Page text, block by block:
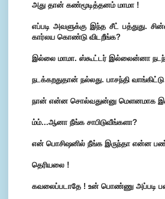
அது தான் கண்மூடித்தனம் மாமா !
எப்படி அவளுக்கு இந்த சீட் பத்துது.
கார்லய கொண்டு விடறீங்க?
இல்லை மாமா. ஸ்கூட்டர் இல்லைன்னா
நடக்கறதுதான் நல்லது. பாசந்தி
நான் என்ன சொல்வதுன்னு மெளனமாக
ம்ம்...ஆனா நீங்க சாபிடுவீங்களா?
என் பொசிஷனில் நீங்க இருந்தா என்ன
தெரியலை !
கவலைப்படாதே ! உன் பொண்ணு அப்படி